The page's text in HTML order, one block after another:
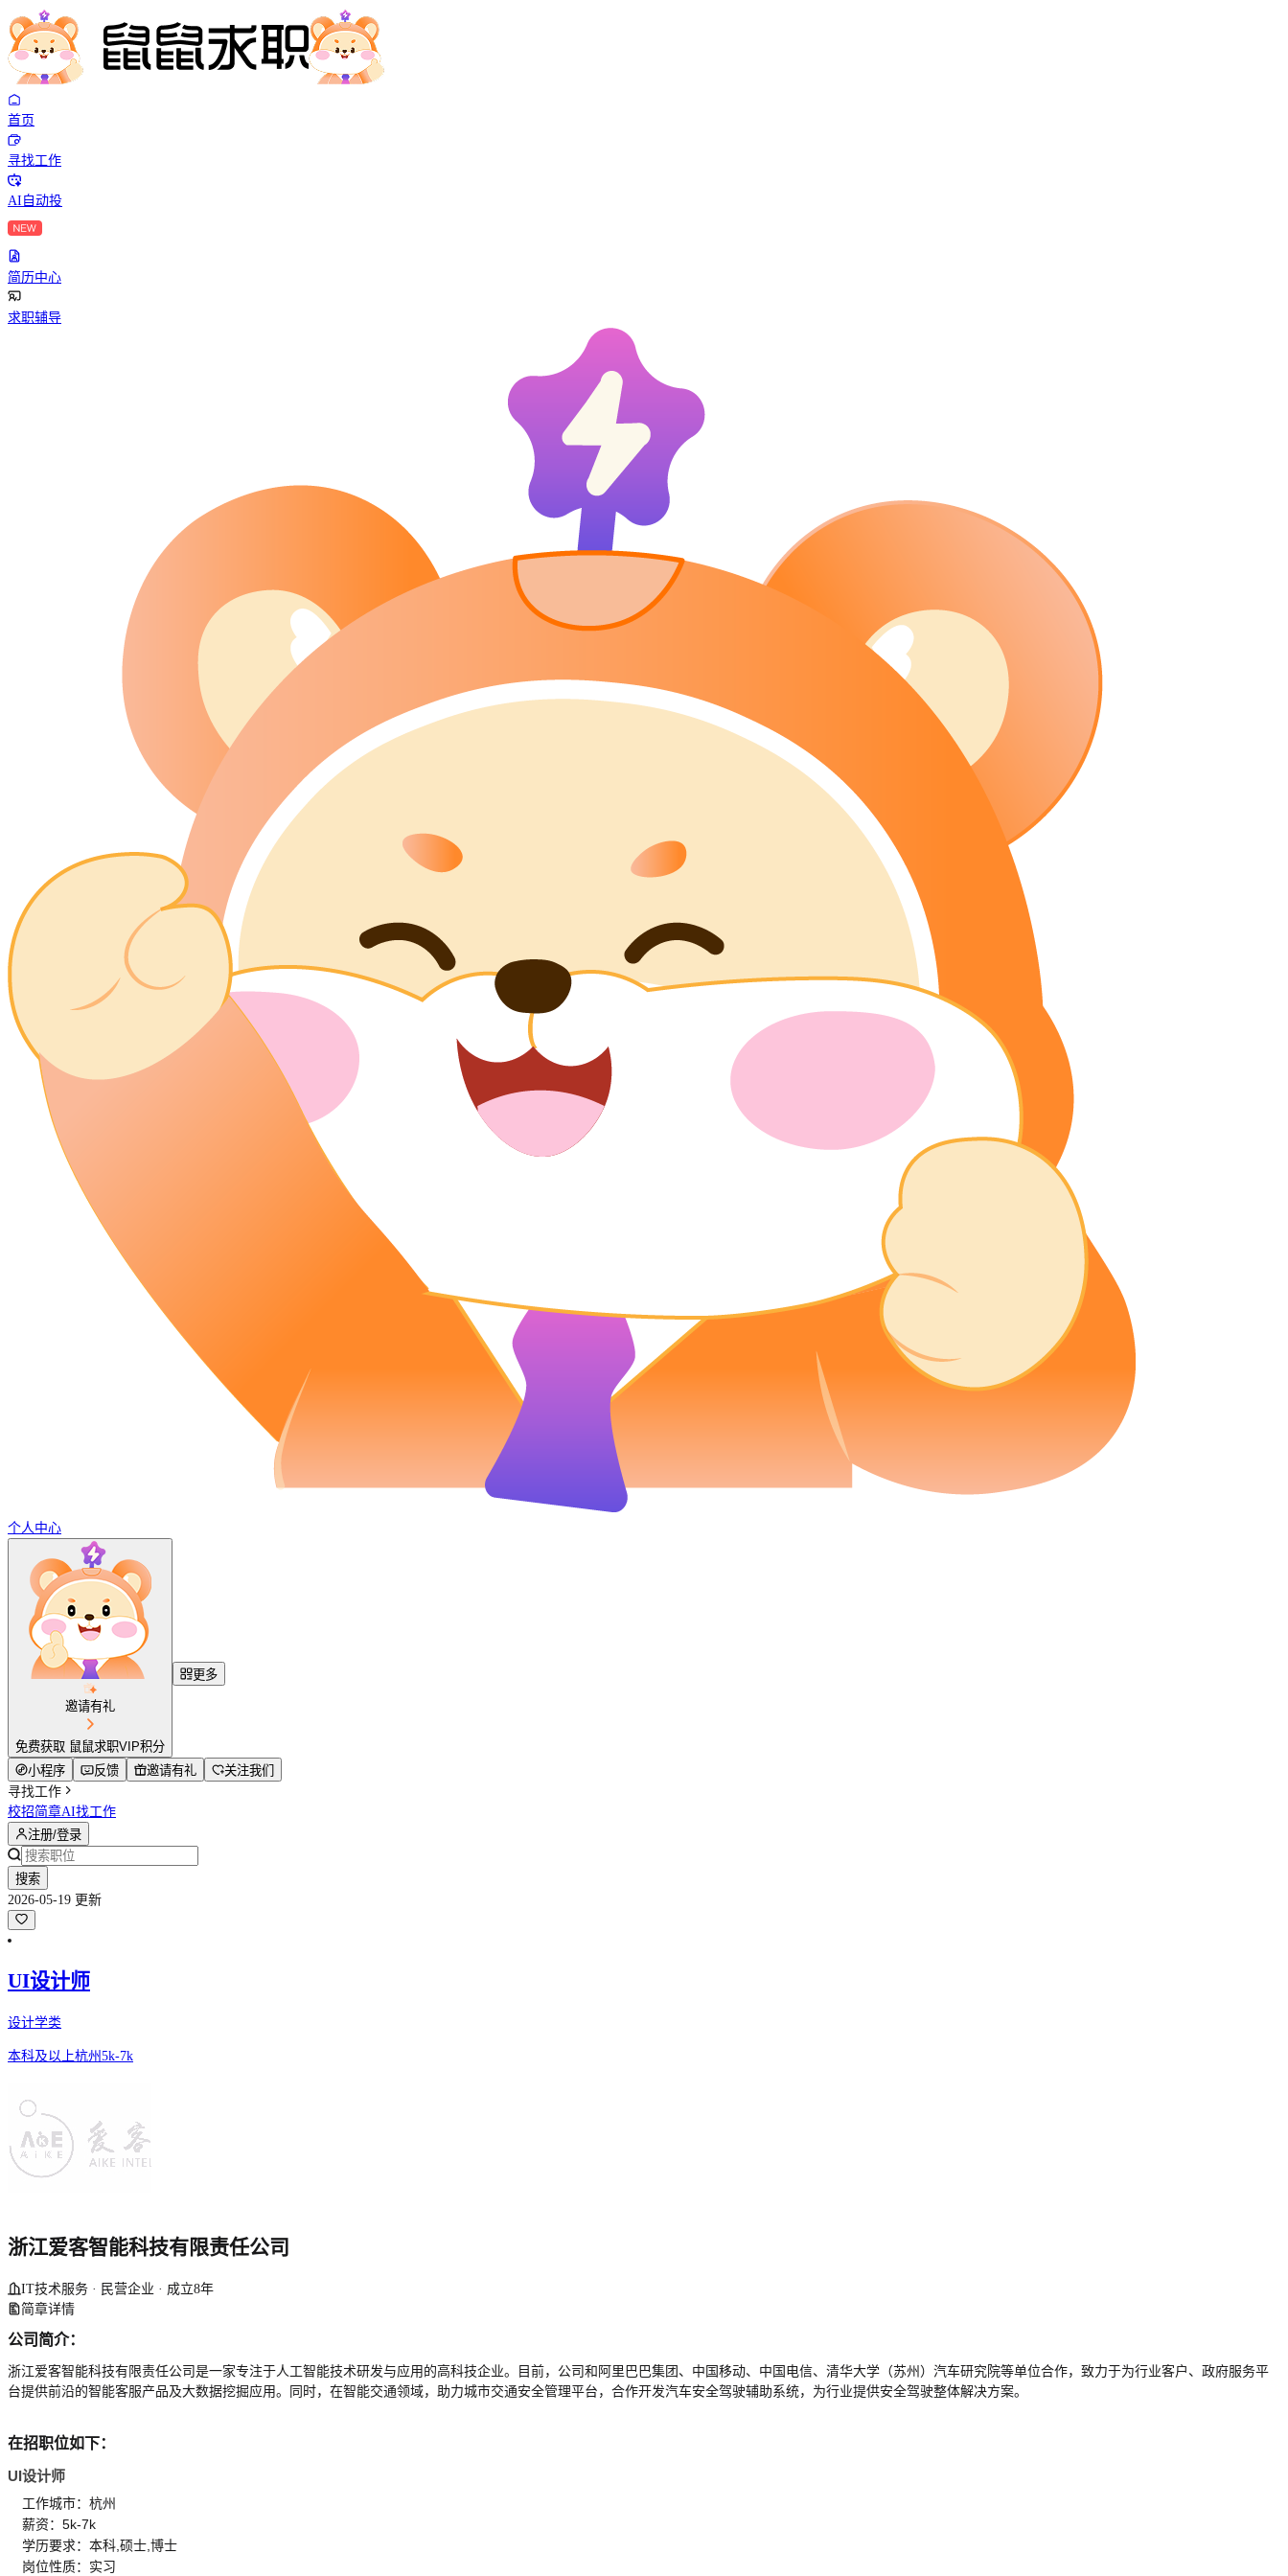
首页
寻找工作
AI自动投
简历中心
求职辅导
个人中心
邀请有礼
免费获取 鼠鼠求职VIP积分
更多
小程序 反馈 邀请有礼
关注我们
寻找工作
校招简章AI找工作
注册/登录
搜索
2026-05-19 更新
UI设计师
设计学类
本科及以上杭州 5k-7k
浙江爱客智能科技有限责任公司
IT技术服务 · 民营企业 · 成立8年
简章详情
公司简介：
浙江爱客智能科技有限责任公司是一家专注于人工智能技术研发与应用的高科技企业。目前，公司和阿里巴巴集团、中国移动、中国电信、清华大学（苏州）汽车研究院等单位合作，致力于为行业客户、政府服务平
台提供前沿的智能客服产品及大数据挖掘应用。同时，在智能交通领域，助力城市交通安全管理平台，合作开发汽车安全驾驶辅助系统，为行业提供安全驾驶整体解决方案。
在招职位如下：
UI设计师
工作城市：杭州
薪资：5k-7k
学历要求：本科,硕士,博士
岗位性质：实习